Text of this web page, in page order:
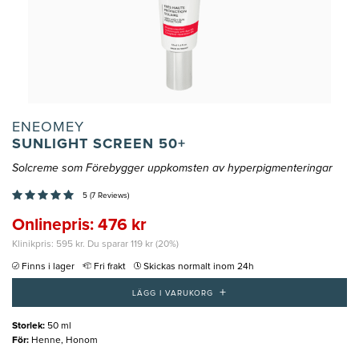
ENEOMEY
SUNLIGHT SCREEN 50+
Solcreme som Förebygger uppkomsten av hyperpigmenteringar
5 (7 Reviews)
Onlinepris: 476 kr
Klinikpris: 595 kr. Du sparar 119 kr (20%)
Finns i lager Fri frakt Skickas normalt inom 24h
LÄGG I VARUKORG +
Storlek: 50 ml
För: Henne, Honom